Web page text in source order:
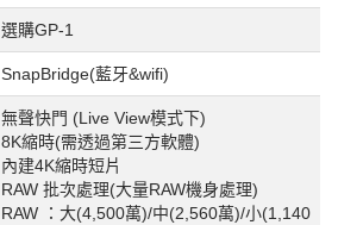
選購GP-1
SnapBridge(藍牙&wifi)
無聲快門 (Live View模式下)
8K縮時(需透過第三方軟體)
內建4K縮時短片
RAW 批次處理(大量RAW機身處理)
RAW ：大(4,500萬)/中(2,560萬)/小(1,140